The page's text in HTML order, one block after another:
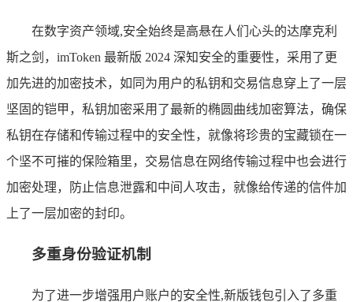
在数字资产领域,安全始终是高悬在人们心头的达摩克利
斯之剑，imToken 最新版 2024 深知安全的重要性，采用了更
加先进的加密技术，如同为用户的私钥和交易信息穿上了一层
坚固的铠甲，私钥加密采用了最新的椭圆曲线加密算法，确保
私钥在存储和传输过程中的安全性，就像将珍贵的宝藏锁在一
个坚不可摧的保险箱里，交易信息在网络传输过程中也会进行
加密处理，防止信息泄露和中间人攻击，就像给传递的信件加
上了一层加密的封印。
多重身份验证机制
为了进一步增强用户账户的安全性,新版钱包引入了多重